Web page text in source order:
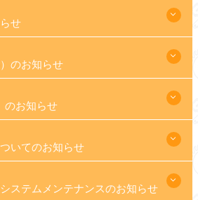
せ
のお知らせ
のお知らせ
いてのお知らせ
ステムメンテナンスのお知らせ